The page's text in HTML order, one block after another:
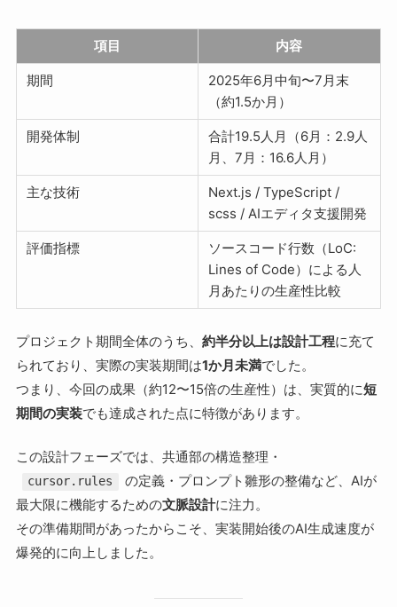
項目 内容
期間
2025年6月中旬〜7月末
（約1.5か月）
開発体制
合計19.5人月（6月：2.9人
月、7月：16.6人月）
主な技術
Next.js / TypeScript /
scss / AIエディタ支援開発
評価指標
ソースコード行数（LoC:
Lines of Code）による人
月あたりの生産性比較
プロジェクト期間全体のうち、 約半分以上は設計工程に充て
られており、実際の実装期間は1か月未満でした。
つまり、今回の成果（約12〜15倍の生産性）は、実質的に短
期間の実装でも達成された点に特徴があります。
この設計フェーズでは、共通部の構造整理・
cursor.rules
の定義・プロンプト雛形の整備など、AIが
最大限に機能するための文脈設計に注力。
その準備期間があったからこそ、実装開始後のAI生成速度が
爆発的に向上しました。